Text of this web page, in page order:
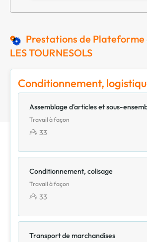
Prestations de Plateforme
LES TOURNESOLS
Conditionnement,
Assemblage d'articles et sous-
Travail à façon
33
Conditionnement, colisage
Travail à façon
33
Transport de marchandises